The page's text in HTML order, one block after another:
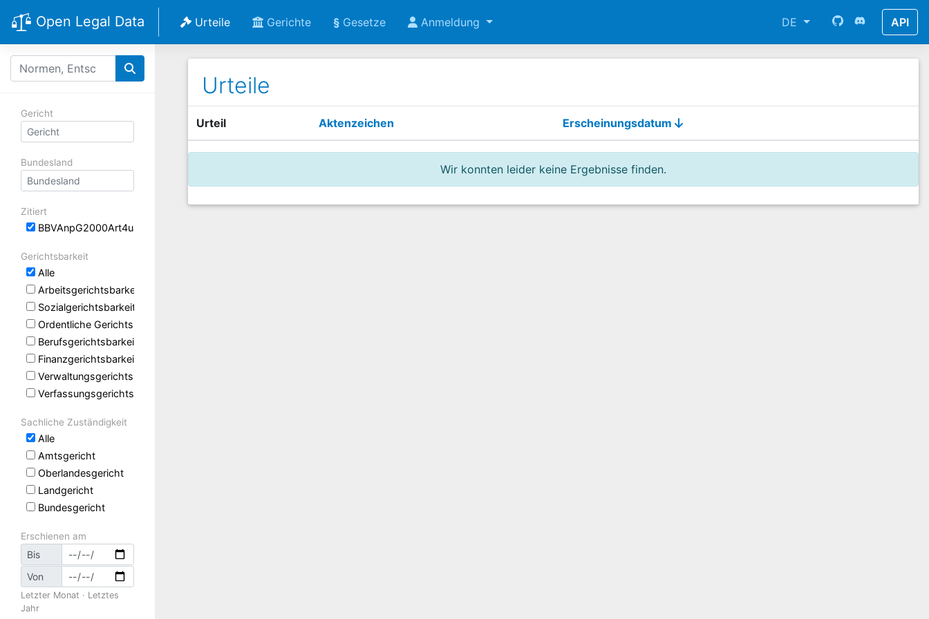
Open Legal Data Urteile Gerichte § Gesetze Anmeldung DE API
Gericht
Bundesland
Zitiert
BBVAnpG2000Art4uaBek Anlage 19 (Anlage IV des BBesG)
Gerichtsbarkeit
Alle
Arbeitsgerichtsbarkeit
Sozialgerichtsbarkeit
Ordentliche Gerichtsbarkeit
Berufsgerichtsbarkeit
Finanzgerichtsbarkeit
Verwaltungsgerichtsbarkeit
Verfassungsgerichtsbarkeit
Sachliche Zuständigkeit
Alle
Amtsgericht
Oberlandesgericht
Landgericht
Bundesgericht
Erschienen am
Bis
Von
Letzter Monat · Letztes
Jahr
Urteile
Urteil Aktenzeichen Erscheinungsdatum
Wir konnten leider keine Ergebnisse finden.